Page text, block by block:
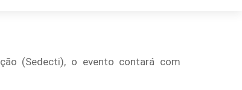
(Sedecti), o evento contará com